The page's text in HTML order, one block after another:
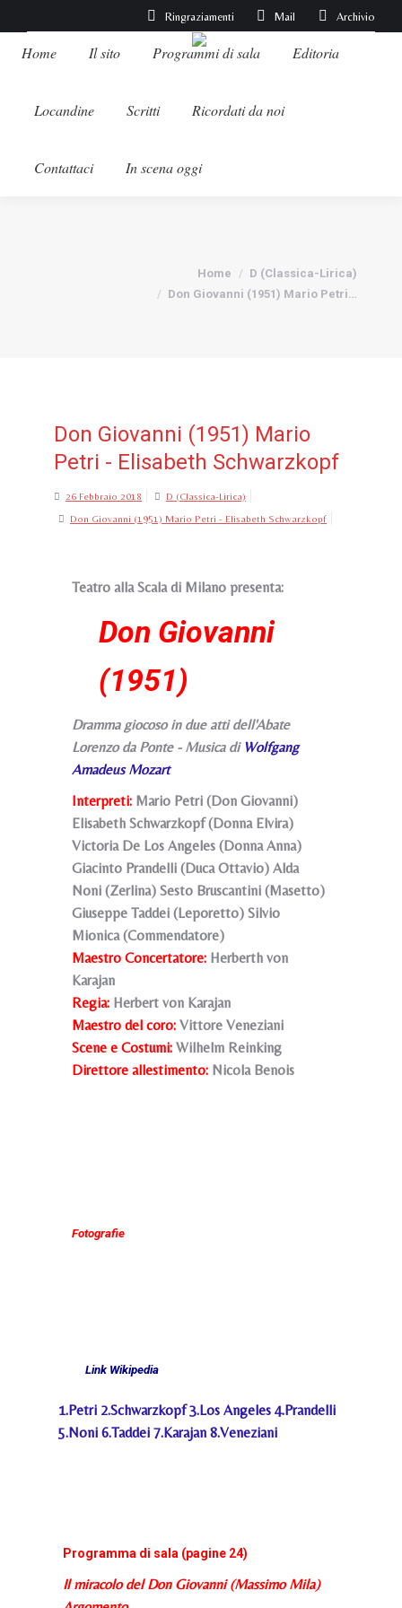
Ringraziamenti Mail Archivio
Home Il sito Programmi di sala Editoria
Locandine Scritti Ricordati da noi
Contattaci In scena oggi
Home
D (Classica-Lirica)
Don Giovanni (1951) Mario Petri…
Don Giovanni (1951) Mario
Petri - Elisabeth Schwarzkopf
26 Febbraio 2018 D (Classica-Lirica)
Don Giovanni (1951) Mario Petri - Elisabeth Schwarzkopf
Teatro alla Scala di Milano presenta:
Don Giovanni
(1951)
Dramma giocoso in due atti dell'Abate
Lorenzo da Ponte - Musica di Wolfgang
Amadeus Mozart
Interpreti: Mario Petri (Don Giovanni)
Elisabeth Schwarzkopf (Donna Elvira)
Victoria De Los Angeles (Donna Anna)
Giacinto Prandelli (Duca Ottavio) Alda
Noni (Zerlina) Sesto Bruscantini (Masetto)
Giuseppe Taddei (Leporetto) Silvio
Mionica (Commendatore)
Maestro Concertatore: Herberth von
Karajan
Regia: Herbert von Karajan
Maestro del coro: Vittore Veneziani
Scene e Costumi: Wilhelm Reinking
Direttore allestimento: Nicola Benois
Fotografie
Link Wikipedia
1.Petri 2.Schwarzkopf3.Los Angeles 4.Prandelli
5.Noni 6.Taddei 7.Karajan 8.Veneziani
Programma di sala (pagine 24)
Il miracolo del Don Giovanni (Massimo Mila)